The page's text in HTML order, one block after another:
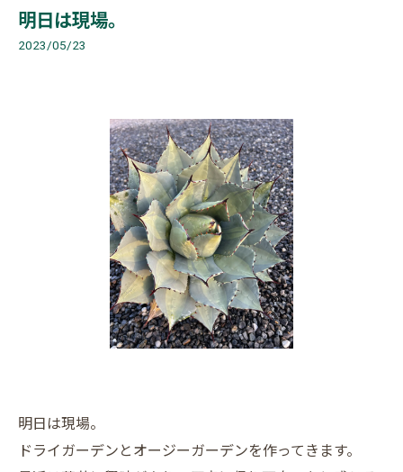
明日は現場。
2023/05/23
明日は現場。
ドライガーデンとオージーガーデンを作ってきます。